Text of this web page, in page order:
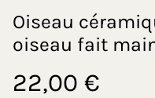
Oiseau
oiseau fait
22,00 €